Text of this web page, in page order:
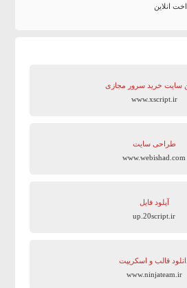
انلاین
سایت‌ خرید سرور مجازی
www.xscript.ir
طراحی سایت
www.webishad.com
آپلود فایل
up.20script.ir
قالب و اسکریپت
www.ninjateam.ir